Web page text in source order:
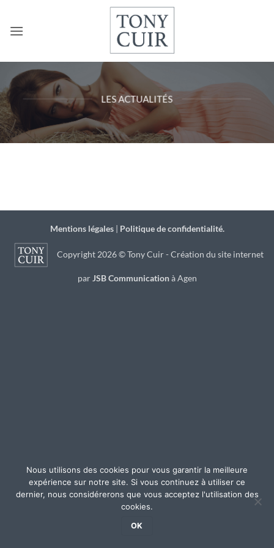
contenu
LES ACTUALITÉS
Mentions légales| Politique de confidentialité.
Copyright 2026 © Tony Cuir - Création du site internet
par JSB Communicationà Agen
Nous utilisons des cookies pour vous garantir la meilleure
expérience sur notre site. Si vous continuez à utiliser ce
dernier, nous considérerons que vous acceptez l'utilisation des
cookies.
OK